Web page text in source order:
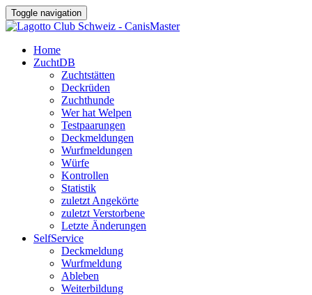
Toggle navigation
Home
ZuchtDB
Zuchtstätten
Deckrüden
Zuchthunde
Wer hat Welpen
Testpaarungen
Deckmeldungen
Wurfmeldungen
Würfe
Kontrollen
Statistik
zuletzt Angekörte
zuletzt Verstorbene
Letzte Änderungen
SelfService
Deckmeldung
Wurfmeldung
Ableben
Weiterbildung